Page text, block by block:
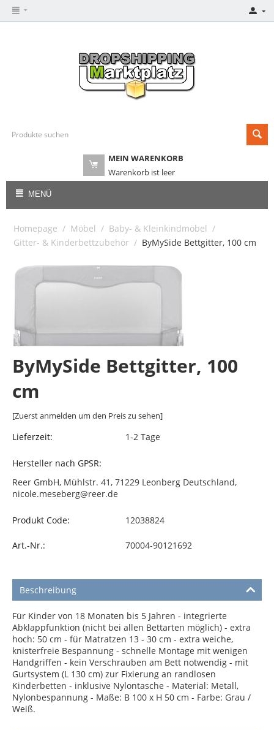
MEIN WARENKORB
Warenkorb ist leer
MENÜ
Homepage / Möbel / Baby- & Kleinkindmöbel /
Gitter- & Kinderbettzubehör / ByMySide Bettgitter, 100 cm
ByMySide Bettgitter, 100
cm
[Zuerst anmelden um den Preis zu sehen]
Lieferzeit: 1-2 Tage
Hersteller nach GPSR:
Reer GmbH, Mühlstr. 41, 71229 Leonberg Deutschland,
nicole.meseberg@reer.de
Produkt Code: 12038824
Art.-Nr.: 70004-90121692
Beschreibung
Für Kinder von 18 Monaten bis 5 Jahren - integrierte
Abklappfunktion (nicht bei allen Bettarten möglich) - extra
hoch: 50 cm - für Matratzen 13 - 30 cm - extra weiche,
knisterfreie Bespannung - schnelle Montage mit wenigen
Handgriffen - kein Verschrauben am Bett notwendig - mit
Gurtsystem (L 130 cm) zur Fixierung an randlosen
Kinderbetten - inklusive Nylontasche - Material: Metall,
Nylonbespannung - Maße: B 100 x H 50 cm - Farbe: Grau /
Weiß.